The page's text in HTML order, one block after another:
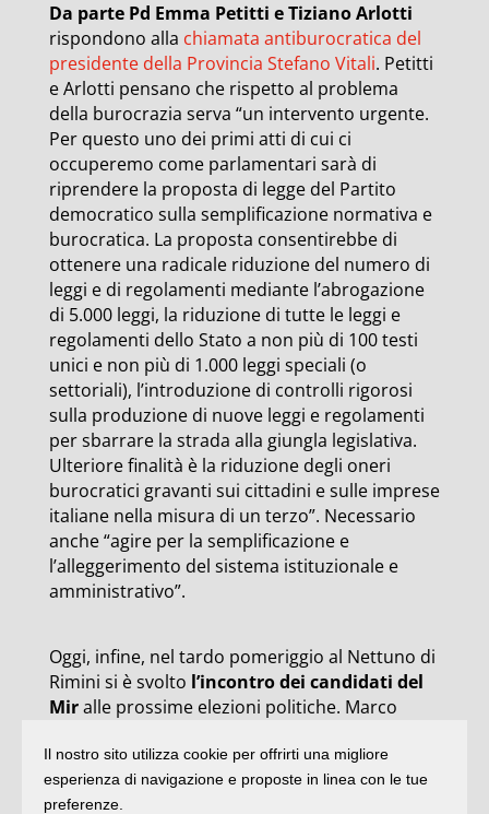
Da parte Pd Emma Petitti e Tiziano Arlotti
rispondono alla chiamata antiburocratica del
presidente della Provincia Stefano Vitali. Petitti
e Arlotti pensano che rispetto al problema
della burocrazia serva “un intervento urgente.
Per questo uno dei primi atti di cui ci
occuperemo come parlamentari sarà di
riprendere la proposta di legge del Partito
democratico sulla semplificazione normativa e
burocratica. La proposta consentirebbe di
ottenere una radicale riduzione del numero di
leggi e di regolamenti mediante l’abrogazione
di 5.000 leggi, la riduzione di tutte le leggi e
regolamenti dello Stato a non più di 100 testi
unici e non più di 1.000 leggi speciali (o
settoriali), l’introduzione di controlli rigorosi
sulla produzione di nuove leggi e regolamenti
per sbarrare la strada alla giungla legislativa.
Ulteriore finalità è la riduzione degli oneri
burocratici gravanti sui cittadini e sulle imprese
italiane nella misura di un terzo”. Necessario
anche “agire per la semplificazione e
l’alleggerimento del sistema istituzionale e
amministrativo”.
Oggi, infine, nel tardo pomeriggio al Nettuno di
Rimini si è svolto l’incontro dei candidati del
Miralle prossime elezioni politiche. Marco
Fraternali, in lista per la Camera, hanno
illustrato il programma. “La scomposizione del
centro destra in varie liste apparentate sembra
Il nostro sito utilizza cookie per offrirti una migliore
esperienza di navigazione e proposte in linea con le tue
preferenze.